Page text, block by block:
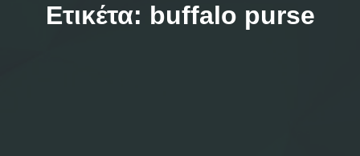
Ετικέτα: buffalo purse